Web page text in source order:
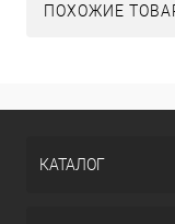
ПОХОЖИЕ
КАТАЛОГ